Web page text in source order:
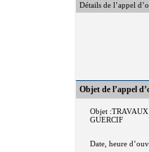
Détails de l’appel
Objet de l’appel
Objet
GUERCIF
Date, heure